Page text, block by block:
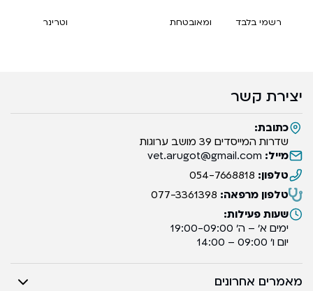
רשמי בלבד ומאובטחת וטרינר
יצירת קשר
כתובת:
שדרות המייסדים 39 מושב ערוגות
מייל: vet.arugot@gmail.com
טלפון: 054-7668818
טלפון מרפאה: 077-3361398
שעות פעילות:
ימים א’ – ה’ 19:00-09:00
יום ו’ 09:00 – 14:00
מאמרים אחרונים